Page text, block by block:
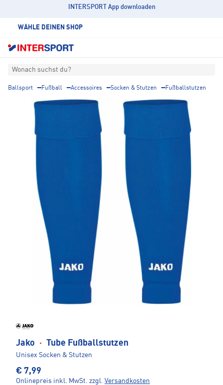
INTERSPORT App downloaden
WÄHLE DEINEN SHOP
Wonach suchst du?
Ballsport Fußball Accessoires Socken & Stutzen Fußballstutzen
Jako · Tube Fußballstutzen
Unisex Socken & Stutzen
€ 7,99
Onlinepreis inkl. MwSt. zzgl. Versandkosten